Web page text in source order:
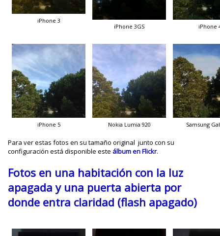
iPhone 3
iPhone 3GS
iPhone
iPhone 5 Nokia Lumia 920 Samsung
Para ver estas fotos en su tamaño original junto con su
configuración está disponible este álbum en Flickr.
Fotos en una habitación con la luz
apagada y una puerta abierta por
donde entra claridad (flash apagado)